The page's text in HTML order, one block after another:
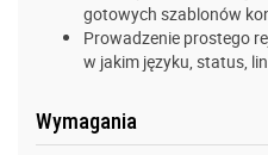
gotowych szablonów
Prowadzenie prostego
w jakim języku, status,
Wymagania